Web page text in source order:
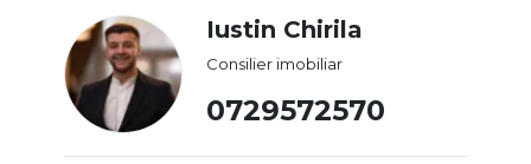
Iustin Chirila
Consilier imobiliar
0729572570